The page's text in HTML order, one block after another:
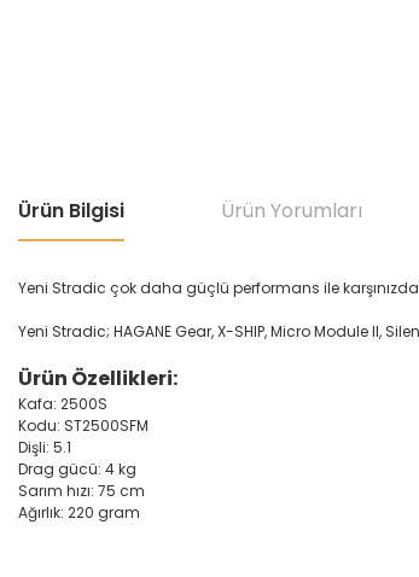
Ürün Bilgisi Ürün Yorumları
Yeni Stradic çok daha güçlü performans ile
Yeni Stradic; HAGANE Gear, X-SHIP, Micro Module II,
Ürün Özellikleri:
Kafa: 2500S
Kodu: ST2500SFM
Dişli: 5.1
Drag gücü: 4 kg
Sarım hızı: 75 cm
Ağırlık: 220 gram